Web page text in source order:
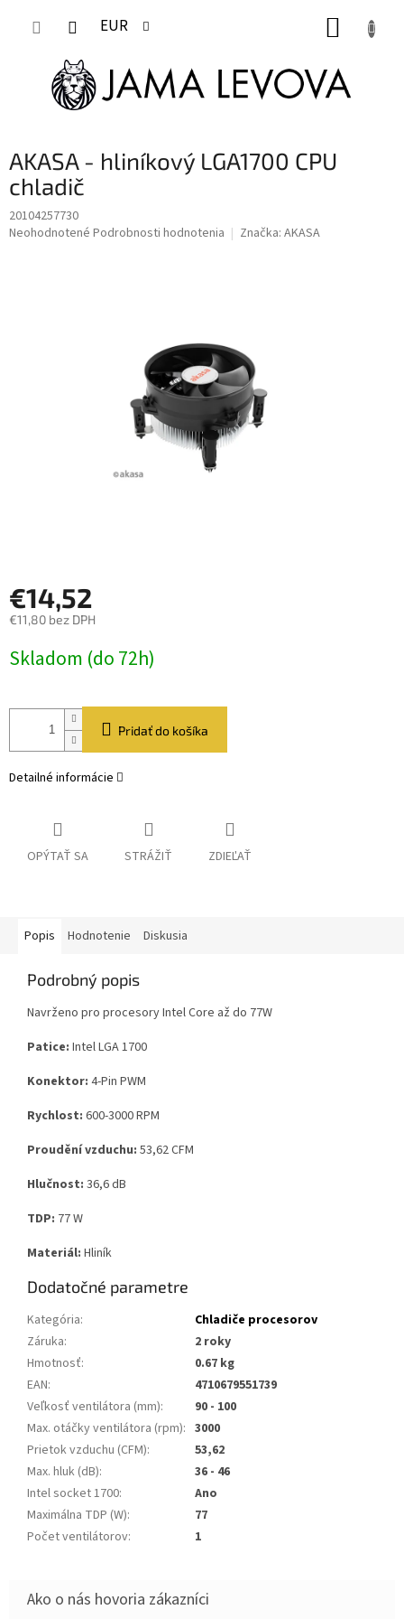
EUR
AKASA - hliníkový LGA1700 CPU
chladič
20104257730
Priemerné
Neohodnotené Podrobnosti hodnotenia Značka: AKASA
€14,52
€11,80 bez DPH
cena:
Skladom (do 72h)
Pridať do košíka
Detailné informácie
OPÝTAŤ SA STRÁŽIŤ ZDIEĽAŤ
Popis Hodnotenie Diskusia
Podrobný popis
Navrženo pro procesory Intel Core až do 77W
Patice: Intel LGA 1700
Konektor: 4-Pin PWM
Rychlost: 600-3000 RPM
Proudění vzduchu: 53,62 CFM
Hlučnost: 36,6 dB
TDP: 77 W
Materiál: Hliník
Dodatočné parametre
Kategória:
Chladiče procesorov
Záruka:
2 roky
Hmotnosť:
0.67 kg
EAN:
4710679551739
Veľkosť ventilátora (mm):
90 - 100
Max. otáčky ventilátora (rpm): 3000
Prietok vzduchu (CFM):
53,62
Max. hluk (dB):
36 - 46
Intel socket 1700:
Ano
Maximálna TDP (W):
77
Počet ventilátorov: 1